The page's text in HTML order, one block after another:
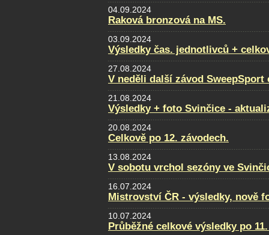
04.09.2024
Raková bronzová na MS.
03.09.2024
Výsledky čas. jednotlivců +
27.08.2024
V neděli další závod SweepSport
21.08.2024
Výsledky + foto Svinčice -
20.08.2024
Celkově po 12. závodech.
13.08.2024
V sobotu vrchol sezóny ve
16.07.2024
Mistrovství ČR - výsledky, nově
10.07.2024
Průběžné celkové výsledky po